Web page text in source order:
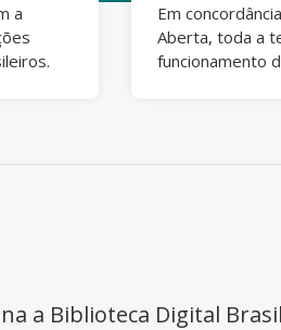
a
Em
Aberta, toda a
funcionamento
a Biblioteca Digital